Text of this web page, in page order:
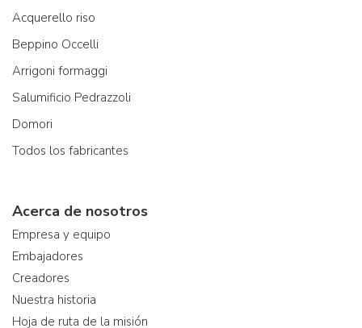
Acquerello riso
Beppino Occelli
Arrigoni formaggi
Salumificio Pedrazzoli
Domori
Todos los fabricantes
Acerca de nosotros
Empresa y equipo
Embajadores
Creadores
Nuestra historia
Hoja de ruta de la misión